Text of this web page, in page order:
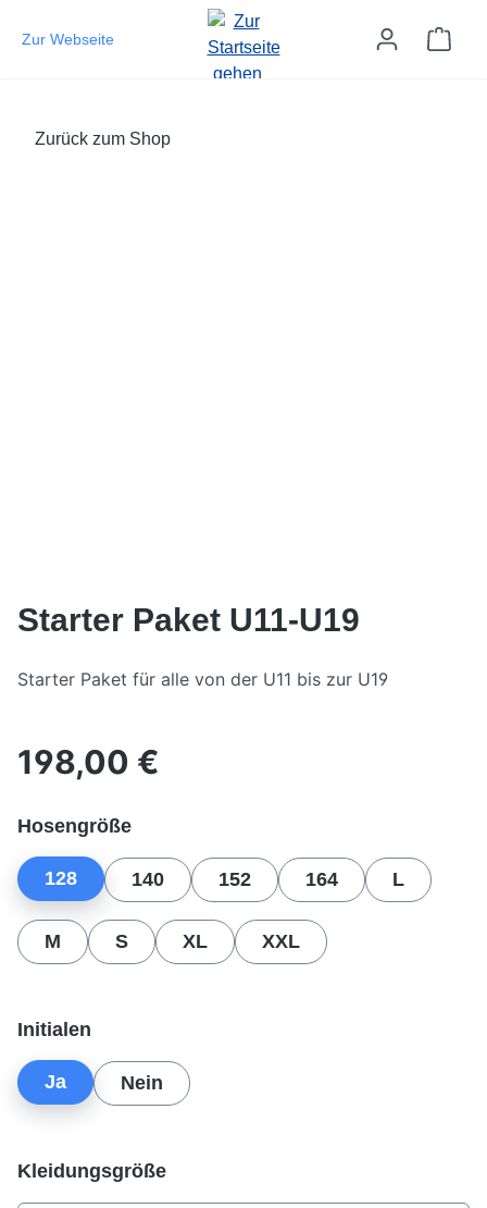
Zum Hauptinhalt springen
Zur Webseite
Zurück zum Shop
Starter Paket U11-U19
Starter Paket für alle von der U11 bis zur U19
Regulärer Preis:
198,00 €
Hosengrößeauswählen
128 140 152 164 L
M S XL XXL
Initialen
Ja Nein
Kleidungsgrößeauswählen